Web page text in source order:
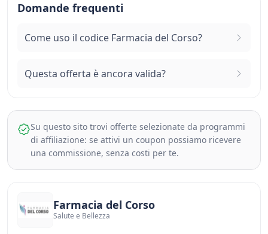
Domande frequenti
Come uso il codice Farmacia del Corso?
Questa offerta è ancora valida?
Su questo sito trovi offerte selezionate da programmi
di affiliazione: se attivi un coupon possiamo ricevere
una commissione, senza costi per te.
Farmacia del Corso
Salute e Bellezza